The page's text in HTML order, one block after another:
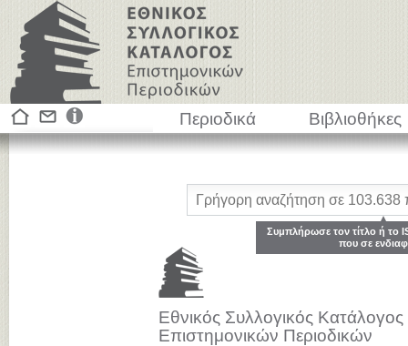
Περιοδικά Βιβλιοθήκες
Εθνικός Συλλογικός Κατάλογος
Επιστημονικών Περιοδικών
Συμπλήρωσε τον τίτλο ή το
που σε